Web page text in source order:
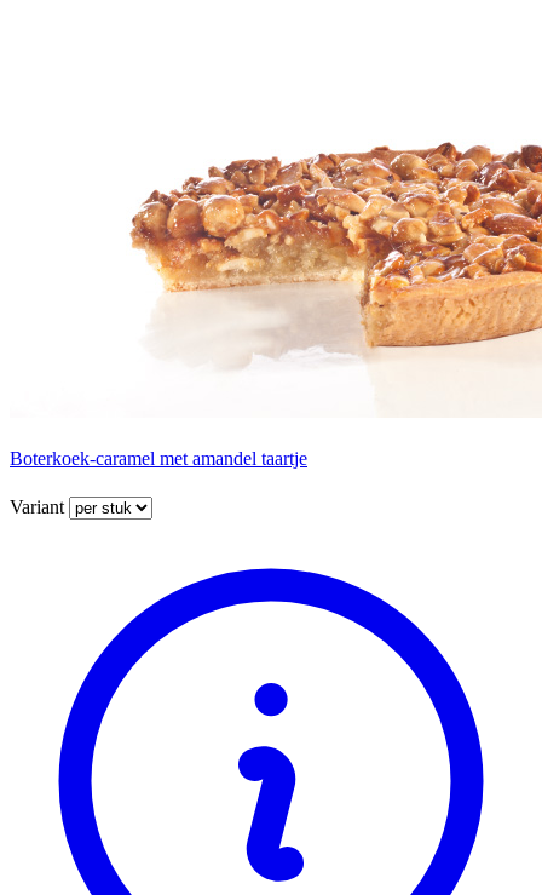
Boterkoek-caramel met amandel taartje
Variant